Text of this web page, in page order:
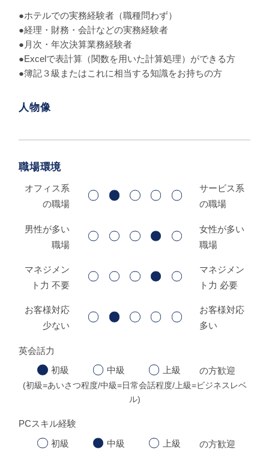
ホーム
●ホテルでの実務経験者（職種問わず）
●経理・財務・会計などの実務経験者
●月次・年次決算業務経験者
●Excelで表計算（関数を用いた計算処理）ができる方
●簿記３級またはこれに相当する知識をお持ちの方
人物像
職場環境
オフィス系
の職場
サービス系
の職場
男性が多い
職場
女性が多い
職場
マネジメン
ト力 不要
マネジメン
ト力 必要
お客様対応
少ない
お客様対応
多い
英会話力
初級
中級 上級 の方歓迎
(初級=あいさつ程度/中級=日常会話程度/上級=ビジネスレベ
ル)
PCスキル経験
初級
中級 上級 の方歓迎